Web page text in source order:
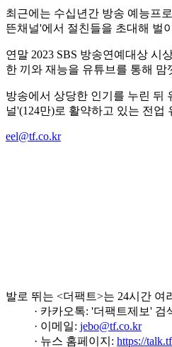
최근에는 수십년간 방송 예능프
뜬채널'에서 절친들을 초대해 벌
연말 2023 SBS 방송연예대상
한 끼와 재능을 유튜브를 통해
방송에서 상당한 인기를 누린 뒤
널'(124만)로 활약하고 있는 전
eel@tf.co.kr
발로 뛰는 <더팩트>는 24시간 여
· 카카오톡: '더팩트제보' 검
· 이메일: jebo@tf.co.kr
· 뉴스 홈페이지: https://